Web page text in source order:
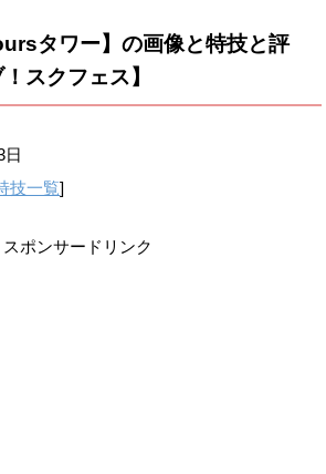
タワー】の画像と特技と評
スクフェス】
日
技一覧]
スポンサードリンク